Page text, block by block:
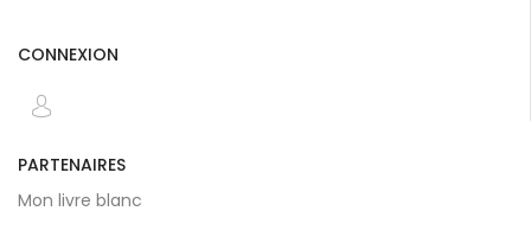
CONNEXION
PARTENAIRES
Mon livre blanc